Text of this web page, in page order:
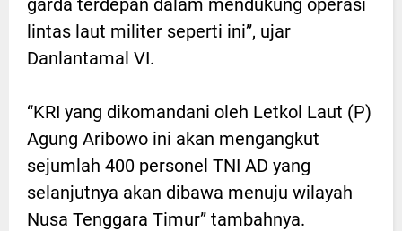
lintas laut militer seperti ini”, ujar
Danlantamal VI.
“KRI yang dikomandani oleh Letkol Laut (P)
Agung Aribowo ini akan mengangkut
sejumlah 400 personel TNI AD yang
selanjutnya akan dibawa menuju wilayah
Nusa Tenggara Timur” tambahnya.